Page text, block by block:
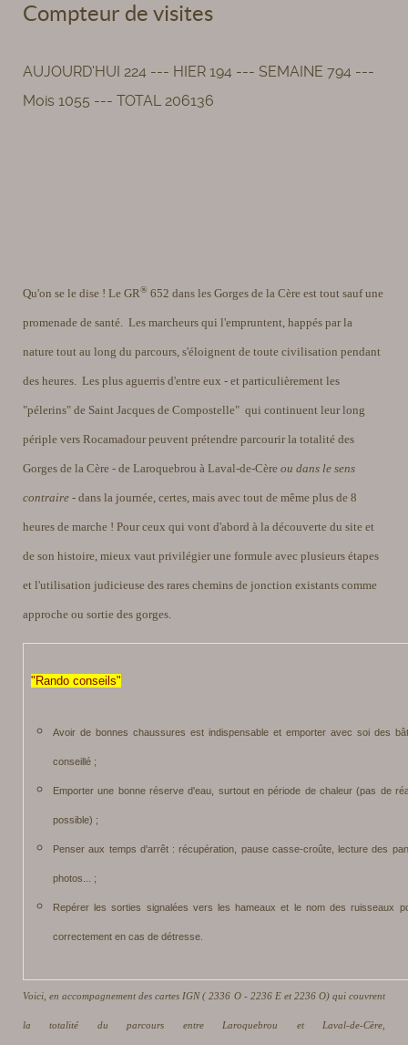
Compteur de visites
AUJOURD'HUI 224 --- HIER 194 --- SEMAINE 794 ---
Mois 1055 --- TOTAL 206136
Qu'on se le dise ! Le GR® 652 dans les Gorges de la Cère est tout sauf une
promenade de santé. Les marcheurs qui l'empruntent, happés par la
nature tout au long du parcours, s'éloignent de toute civilisation pendant
des heures. Les plus aguerris d'entre eux - et particulièrement les
"pélerins" de Saint Jacques de Compostelle" qui continuent leur long
périple vers Rocamadour peuvent prétendre parcourir la totalité des
Gorges de la Cère - de Laroquebrou à Laval-de-Cère ou dans le sens
contraire - dans la journée, certes, mais avec tout de même plus de 8
heures de marche ! Pour ceux qui vont d'abord à la découverte du site et
de son histoire, mieux vaut privilégier une formule avec plusieurs étapes
et l'utilisation judicieuse des rares chemins de jonction existants comme
approche ou sortie des gorges.
"Rando conseils"
Avoir de bonnes chaussures est indispensable et emporter avec soi des
conseillé ;
Emporter une bonne réserve d'eau, surtout en période de chaleur (pas de
possible) ;
Penser aux temps d'arrêt : récupération, pause casse-croûte, lecture des
photos... ;
Repérer les sorties signalées vers les hameaux et le nom des ruisseaux
correctement en cas de détresse.
Voici, en accompagnement des cartes IGN ( 2336 O - 2236 E et 2236 O) qui couvrent
la totalité du parcours entre Laroquebrou et Laval-de-Cère,